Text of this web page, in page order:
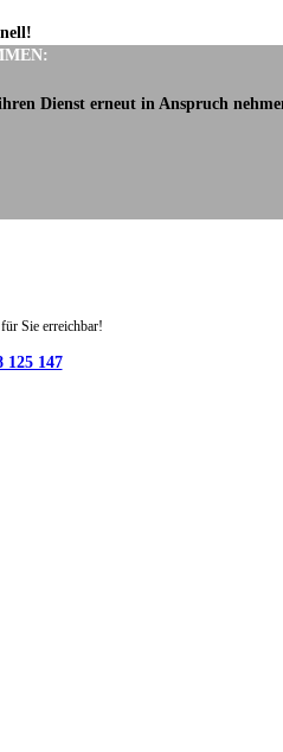
Dienst erneut in Anspruch
Sie erreichbar!
125 147